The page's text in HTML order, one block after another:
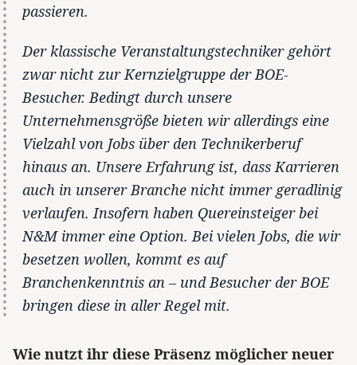
passieren.
Der klassische Veranstaltungstechniker gehört
zwar nicht zur Kernzielgruppe der BOE-
Besucher. Bedingt durch unsere
Unternehmensgröße bieten wir allerdings eine
Vielzahl von Jobs über den Technikerberuf
hinaus an. Unsere Erfahrung ist, dass Karrieren
auch in unserer Branche nicht immer geradlinig
verlaufen. Insofern haben Quereinsteiger bei
N&M immer eine Option. Bei vielen Jobs, die wir
besetzen wollen, kommt es auf
Branchenkenntnis an – und Besucher der BOE
bringen diese in aller Regel mit.
Wie nutzt ihr diese Präsenz möglicher neuer